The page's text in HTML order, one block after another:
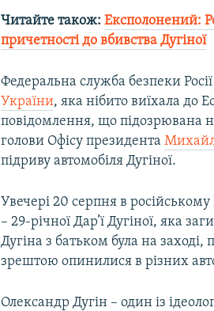
Читайте також:Експолонений:
причетності до вбивства Дугіної
Федеральна служба безпеки
України, яка нібито виїхала до
повідомлення, що підозрювана
голови Офісу президента
підриву автомобіля Дугіної.
Увечері 20 серпня в російському
– 29-річної Дар’ї Дугіної, яка
Дугіна з батьком була на
зрештою опинилися в різних
Олександр Дугін – один із